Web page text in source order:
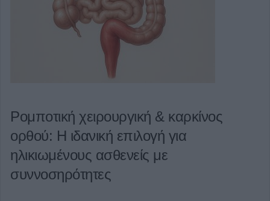
Ρομποτική χειρουργική & καρκίνος
ορθού: Η ιδανική επιλογή για
ηλικιωμένους ασθενείς με
συννοσηρότητες